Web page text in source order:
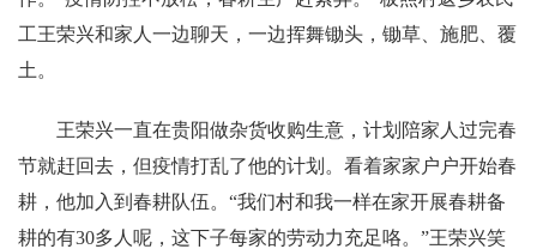
工王荣兴和家人一边聊天，一边挥舞锄头，锄草、施肥、覆
土。
王荣兴一直在贵阳做杂货收购生意，计划陪家人过完春
节就赶回去，但疫情打乱了他的计划。看着家家户户开始春
耕，他加入到春耕队伍。“我们村和我一样在家开展春耕备
耕的有30多人呢，这下子每家的劳动力充足咯。”王荣兴笑